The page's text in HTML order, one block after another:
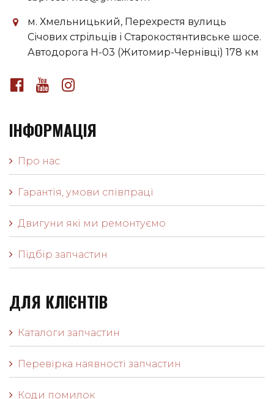
м. Хмельницький, Перехрестя вулиць
Січових стрільців і Старокостянтивське шосе.
Автодорога H-03 (Житомир-Чернівці) 178 км
ІНФОРМАЦІЯ
Про нас
Гарантія, умови співпраці
Двигуни які ми ремонтуємо
Підбір запчастин
ДЛЯ КЛІЄНТІВ
Каталоги запчастин
Перевірка наявності запчастин
Коди помилок